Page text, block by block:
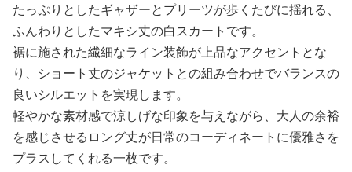
たっぷりとしたギャザーとプリーツが歩くたびに揺れる、
ふんわりとしたマキシ丈の白スカートです。
裾に施された繊細なライン装飾が上品なアクセントとな
り、ショート丈のジャケットとの組み合わせでバランスの
良いシルエットを実現します。
軽やかな素材感で涼しげな印象を与えながら、大人の余裕
を感じさせるロング丈が日常のコーディネートに優雅さを
プラスしてくれる一枚です。